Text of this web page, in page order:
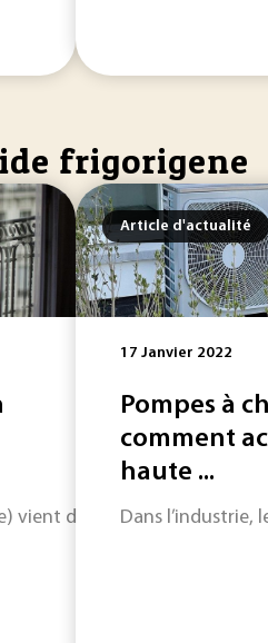
frigorigene
virtuelle et la réalité
vient de publier une
Article d'actualité
17 Janvier 2022
Pompes à
comment
haute ...
Dans l’industrie,